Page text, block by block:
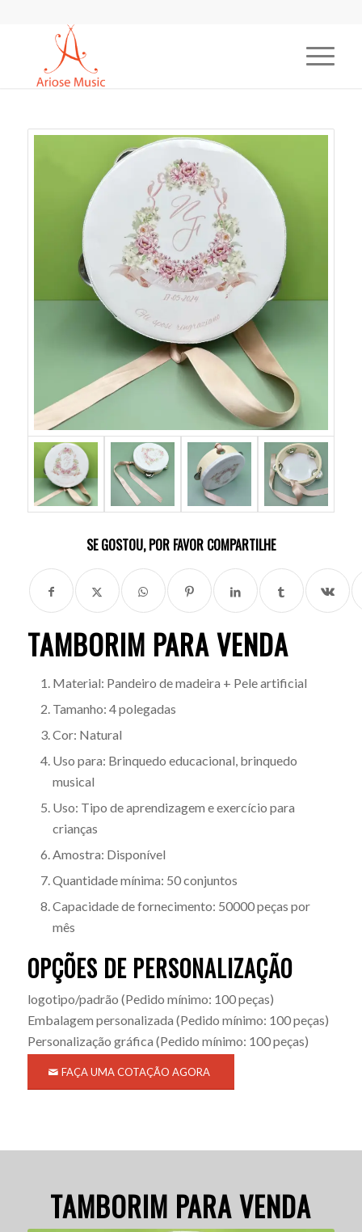
SE GOSTOU, POR FAVOR COMPARTILHE
TAMBORIM PARA VENDA
Material: Pandeiro de madeira + Pele artificial
Tamanho: 4 polegadas
Cor: Natural
Uso para: Brinquedo educacional, brinquedo
musical
Uso: Tipo de aprendizagem e exercício para
crianças
Amostra: Disponível
Quantidade mínima: 50 conjuntos
Capacidade de fornecimento: 50000 peças por
mês
OPÇÕES DE PERSONALIZAÇÃO
logotipo/padrão (Pedido mínimo: 100 peças)
Embalagem personalizada (Pedido mínimo: 100 peças)
Personalização gráfica (Pedido mínimo: 100 peças)
FAÇA UMA COTAÇÃO AGORA
TAMBORIM PARA VENDA